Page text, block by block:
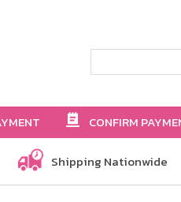
CONFIRM
Shipping Nationwide